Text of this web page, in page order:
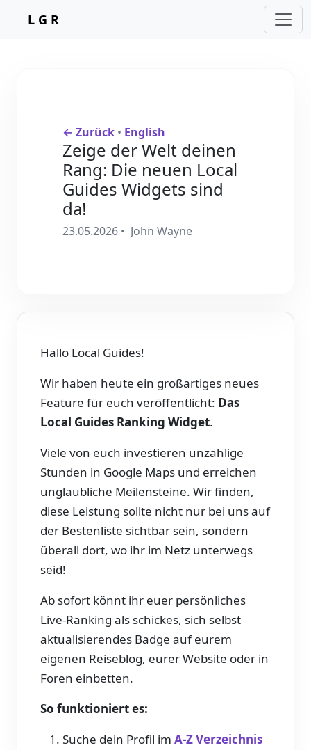
L G R
← Zurück • English
Zeige der Welt deinen
Rang: Die neuen Local
Guides Widgets sind
da!
23.05.2026 • John Wayne
Hallo Local Guides!
Wir haben heute ein großartiges neues
Feature für euch veröffentlicht: Das
Local Guides Ranking Widget.
Viele von euch investieren unzählige
Stunden in Google Maps und erreichen
unglaubliche Meilensteine. Wir finden,
diese Leistung sollte nicht nur bei uns auf
der Bestenliste sichtbar sein, sondern
überall dort, wo ihr im Netz unterwegs
seid!
Ab sofort könnt ihr euer persönliches
Live-Ranking als schickes, sich selbst
aktualisierendes Badge auf eurem
eigenen Reiseblog, eurer Website oder in
Foren einbetten.
So funktioniert es:
Suche dein Profil im A-Z Verzeichnis